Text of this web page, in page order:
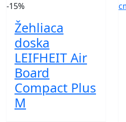
-15%
Žehliaca
doska
LEIFHEIT Air
Board
Compact Plus
M